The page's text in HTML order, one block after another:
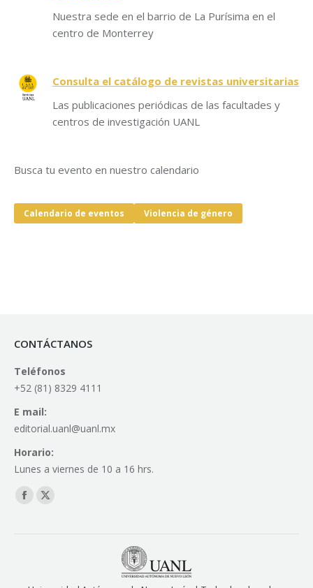
Nuestra sede en el barrio de La Purísima en el
centro de Monterrey
Consulta el catálogo de revistas universitarias
Las publicaciones periódicas de las facultades y
centros de investigación UANL
Busca tu evento en nuestro calendario
Calendario de eventos Violencia de género
CONTÁCTANOS
Teléfonos
+52 (81) 8329 4111
E mail:
editorial.uanl@uanl.mx
Horario:
Lunes a viernes de 10 a 16 hrs.
Find us on:
Facebook
X